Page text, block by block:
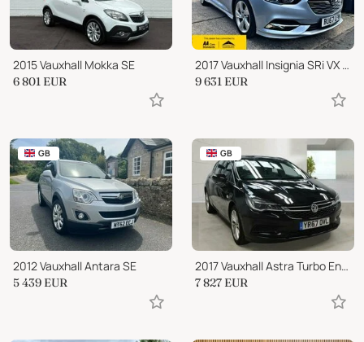
2015 Vauxhall Mokka SE
6 801 EUR
2017 Vauxhall Insignia SRi VX Line Nav
9 631 EUR
GB
2012 Vauxhall Antara SE
5 439 EUR
GB
2017 Vauxhall Astra Turbo Energy
7 827 EUR